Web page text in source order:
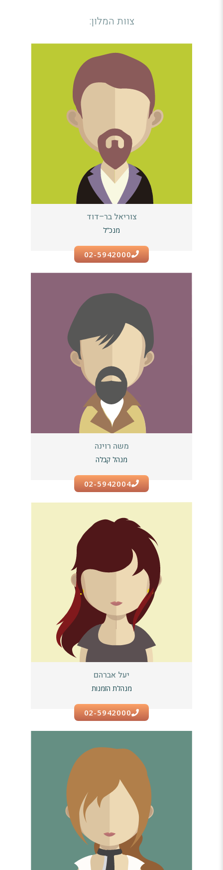
צוות המלון:
צוריאל בר–דוד
מנכ”ל
02-5942000
משה רוינה
מנהל קבלה
02-5942004
יעל אברהם
מנהלת הזמנות
02-5942000